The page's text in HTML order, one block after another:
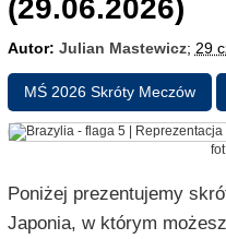
(29.06.2026)
Autor: Julian Mastewicz; 29
MŚ 2026 Skróty Meczów
Poniżej prezentujemy
Japonia, w którym